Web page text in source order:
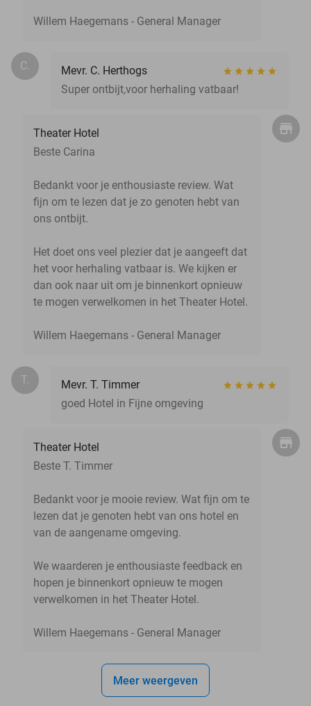
Willem Haegemans - General Manager
C.
Mevr. C. Herthogs
Super ontbijt,voor herhaling vatbaar!
Theater Hotel
Beste Carina
Bedankt voor je enthousiaste review. Wat
fijn om te lezen dat je zo genoten hebt van
ons ontbijt.
Het doet ons veel plezier dat je aangeeft dat
het voor herhaling vatbaar is. We kijken er
dan ook naar uit om je binnenkort opnieuw
te mogen verwelkomen in het Theater Hotel.
Willem Haegemans - General Manager
T.
Mevr. T. Timmer
goed Hotel in Fijne omgeving
Theater Hotel
Beste T. Timmer
Bedankt voor je mooie review. Wat fijn om te
lezen dat je genoten hebt van ons hotel en
van de aangename omgeving.
We waarderen je enthousiaste feedback en
hopen je binnenkort opnieuw te mogen
verwelkomen in het Theater Hotel.
Willem Haegemans - General Manager
Meer weergeven